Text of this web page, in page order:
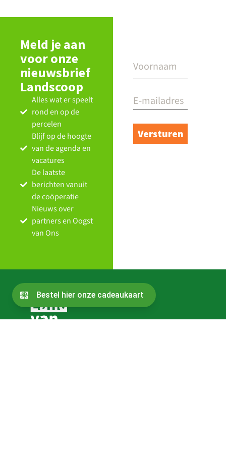
Meld je aan
voor onze
nieuwsbrief
Landscoop
Alles wat er speelt
rond en op de
percelen
Blijf op de hoogte
van de agenda en
vacatures
De laatste
berichten vanuit
de coöperatie
Nieuws over
partners en Oogst
van Ons